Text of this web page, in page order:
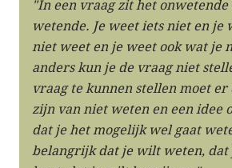
"In een vraag zit het onwetende
wetende. Je weet iets niet en je
niet weet en je weet ook wat je
anders kun je de vraag niet
vraag te kunnen stellen moet er
zijn van niet weten en een idee
dat je het mogelijk wel gaat
belangrijk dat je wilt weten,